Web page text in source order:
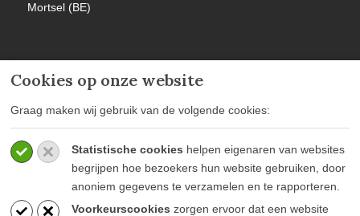
Cookies op onze website
Graag maken wij gebruik van de volgende cookies:
Statistische cookies helpen eigenaren van websites
begrijpen hoe bezoekers hun website gebruiken, door
anoniem gegevens te verzamelen en te rapporteren.
Voorkeurscookies zorgen ervoor dat een website
Mortsel (BE)
Meer informatie
Privacy policy
Algemene voorwaarden
Veelgestelde vragen